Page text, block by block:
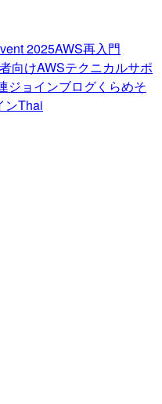
2025AWS再入門
向けAWSテクニカルサポ
ジョインブログくらめそ
ンThai